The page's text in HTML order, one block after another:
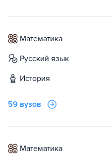
математика
русский язык
история
59 вузов
математика